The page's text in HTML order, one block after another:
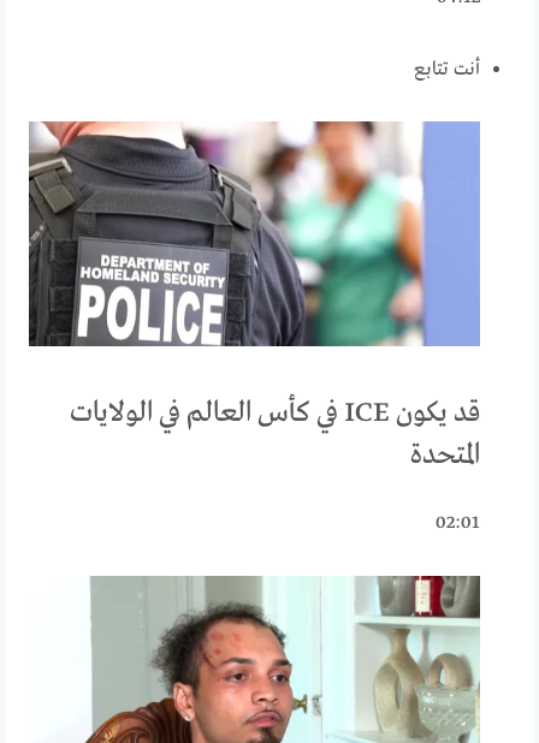
أنت تتابع
قد يكون ICE في كأس العالم في الولايات
المتحدة
02:01